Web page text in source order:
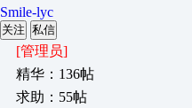
Smile-lyc
关注 私信
[管理员]
精华：136帖
求助：55帖